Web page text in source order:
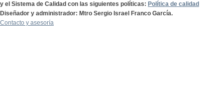
y el Sistema de Calidad con las siguientes políticas: Política de calidad
Diseñador y administrador: Mtro Sergio Israel Franco García.
Contacto y asesoría